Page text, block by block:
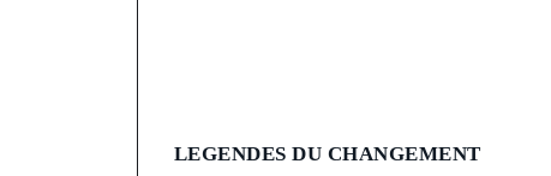
LEGENDES DU CHANGEMENT